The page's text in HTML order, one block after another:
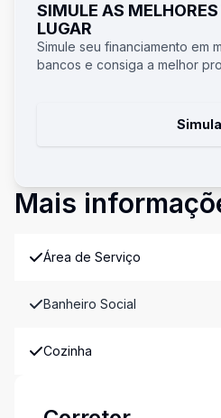
SIMULE AS
LUGAR
Simule seu financiamento em
bancos e consiga a melhor
Mais
Área de Serviço
Banheiro Social
Cozinha